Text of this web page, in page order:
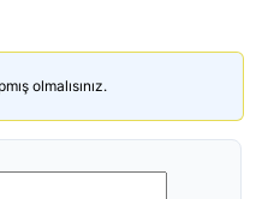
olmalısınız.